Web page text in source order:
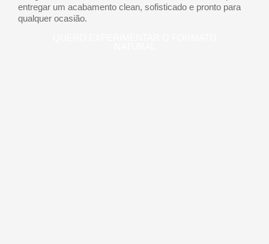
entregar um acabamento clean, sofisticado e pronto para
qualquer ocasião.